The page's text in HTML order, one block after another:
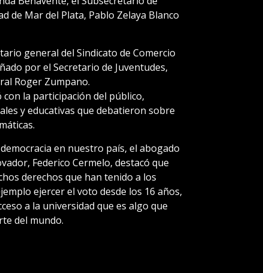
de Mar del Plata, Pablo Zelaya Blanco
general del Sindicato de Comercio
por el Secretario de Juventudes,
Roger Zumpano.
la participación del público,
y educativas que debatieron sobre
en nuestro país, el abogado
Federico Cermelo, destacó que
derechos que han tenido a los
ejercer el voto desde los 16 años,
a la universidad que es algo que
del mundo.